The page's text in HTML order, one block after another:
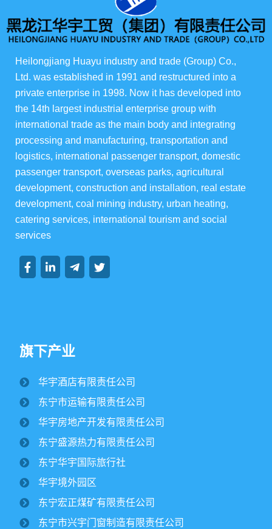
所有产品
俄罗斯伊娃农场
华宇酒店宴会级
华宇楼盘
集团资讯
纪文楠董事长赴境外园区视察大豆收割工作
丰收季。10月15日，华宇集团董事长纪文楠赴境外园区视察农
作物收割工作。集团党委书记姜扬、副总经理才东...
￼
2025/07/12
2807
Heilongjiang Huayu industry and trade (Group) Co.,
Ltd. was established in 1991 and restructured into a
private enterprise in 1998. Now it has developed into
the 14th largest industrial enterprise group with
international trade as the main body and integrating
processing and manufacturing, transportation and
logistics, international passenger transport, domestic
passenger transport, overseas parks, agricultural
development, construction and installation, real estate
development, coal mining industry, urban heating,
catering services, international tourism and social
services
旗下产业
华宇酒店有限责任公司
东宁市运输有限责任公司
华宇房地产开发有限责任公司
东宁盛源热力有限责任公司
东宁华宇国际旅行社
华宇境外园区
东宁宏正煤矿有限责任公司
东宁市兴宇门窗制造有限责任公司